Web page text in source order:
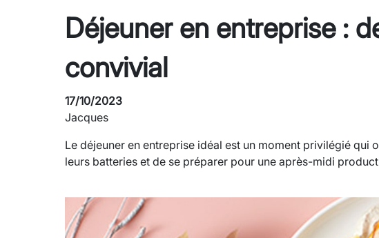
Déjeuner en entreprise :
convivial
17/10/2023
Jacques
Le déjeuner en entreprise idéal est un moment privilégié
leurs batteries et de se préparer pour une après-midi